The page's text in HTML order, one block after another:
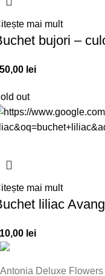
mai mult
bujori –
lei
out
mai mult
liliac
lei
Antonia Deluxe